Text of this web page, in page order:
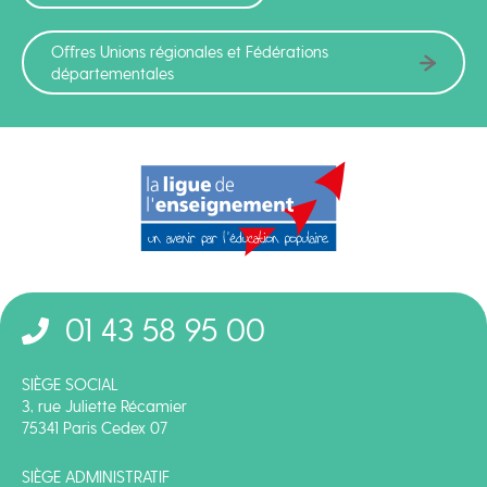
01 43 58 95 00
SIÈGE SOCIAL
3, rue Juliette Récamier
75341 Paris Cedex 07
SIÈGE ADMINISTRATIF
Offres Unions régionales et Fédérations
départementales